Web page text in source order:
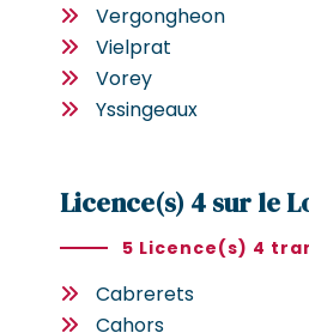
Vergongheon
Vielprat
Vorey
Yssingeaux
Licence(s) 4 sur le
5 Licence(s) 4
Cabrerets
Cahors